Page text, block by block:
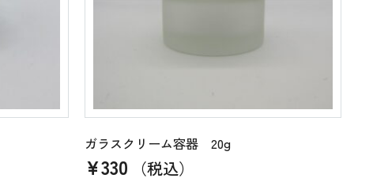
ガラスクリーム容器 20g
¥330 （税込）